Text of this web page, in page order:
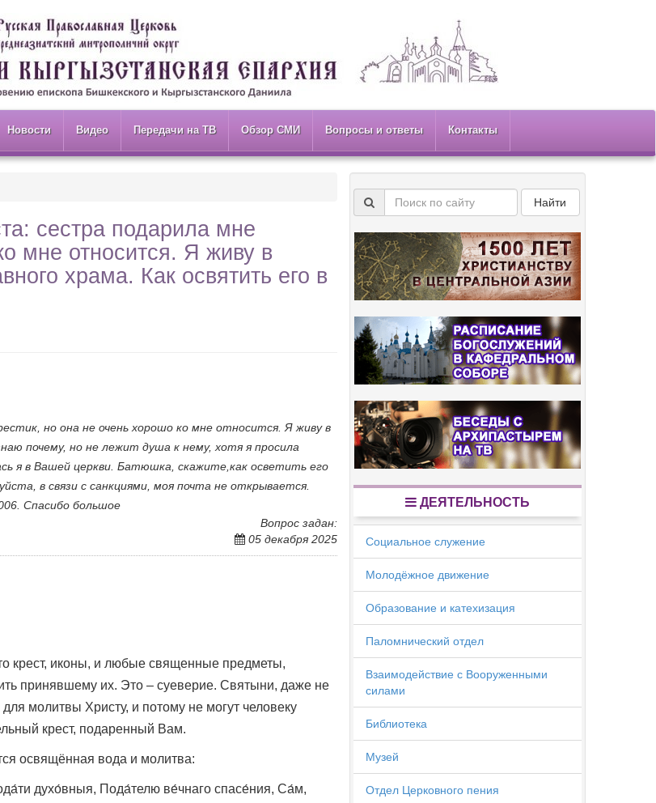
Новости Видео Передачи на ТВ Обзор СМИ Вопросы и ответы Контакты
сестра подарила мне
мне относится. Я живу в
храма. Как освятить его в
но она не очень хорошо ко мне относится. Я живу в
почему, но не лежит душа к нему, хотя я просила
я в Вашей церкви. Батюшка, скажите,как осветить его
в связи с санкциями, моя почта не открывается.
Спасибо большое
Вопрос задан:
05 декабря 2025
крест, иконы, и любые священные предметы,
принявшему их. Это – суеверие. Святыни, даже не
молитвы Христу, и потому не могут человеку
крест, подаренный Вам.
освящённая вода и молитва:
духо́вныя, Пода́телю ве́чнаго спасе́ния, Са́м,
Найти
ДЕЯТЕЛЬНОСТЬ
Социальное служение
Молодёжное движение
Образование и катехизация
Паломнический отдел
Взаимодействие с Вооруженными
силами
Библиотека
Музей
Отдел Церковного пения